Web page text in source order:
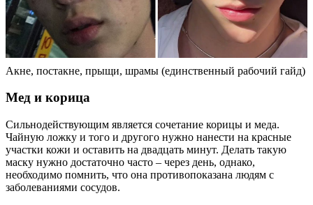
Акне, постакне, прыщи, шрамы (единственный рабочий гайд)
Мед и корица
Сильнодействующим является сочетание корицы и меда.
Чайную ложку и того и другого нужно нанести на красные
участки кожи и оставить на двадцать минут. Делать такую
маску нужно достаточно часто – через день, однако,
необходимо помнить, что она противопоказана людям с
заболеваниями сосудов.